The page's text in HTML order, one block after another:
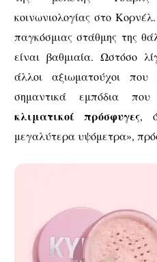
κοινωνιολογίας στο
παγκόσμιας στάθμης της
είναι βαθμιαία. Ωστόσο
άλλοι αξιωματούχοι
σημαντικά εμπόδια
κλιματικοί πρόσφυγες,
μεγαλύτερα υψόμετρα»,